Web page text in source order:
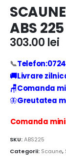
ABS 225
303.00 lei
📞
🚚Livrare
🪑Comanda
🦋Greutatea
Comanda
SKU:ABS225
Categorii: Scaune,